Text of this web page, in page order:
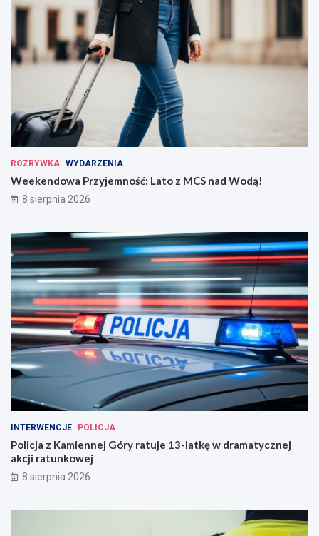
ROZRYWKA WYDARZENIA
Weekendowa Przyjemność: Lato z MCS nad Wodą!
8 sierpnia 2026
INTERWENCJE POLICJA
Policja z Kamiennej Góry ratuje 13-latkę w dramatycznej
akcji ratunkowej
8 sierpnia 2026